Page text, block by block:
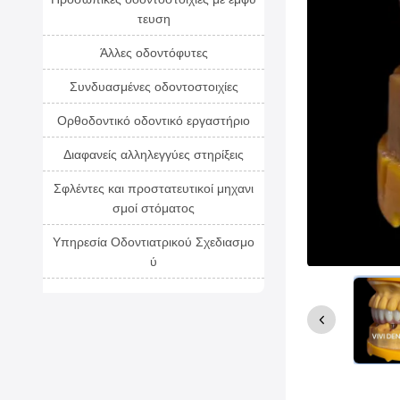
τευση
Άλλες οδοντόφυτες
Συνδυασμένες οδοντοστοιχίες
Ορθοδοντικό οδοντικό εργαστήριο
Διαφανείς αλληλεγγύες στηρίξεις
Σφλέντες και προστατευτικοί μηχανι
σμοί στόματος
Υπηρεσία Οδοντιατρικού Σχεδιασμο
ύ